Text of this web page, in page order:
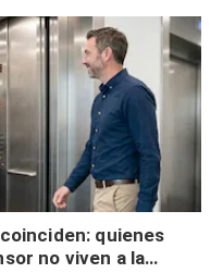
quienes
no viven a la